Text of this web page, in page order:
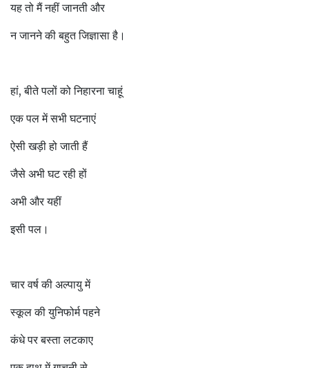
यह तो मैं नहीं जानती और
न जानने की बहुत जिज्ञासा है।
हां, बीते पलों को निहारना चाहूं
एक पल में सभी घटनाएं
ऐसी खड़ी हो जाती हैं
जैसे अभी घट रही हों
अभी और यहीं
इसी पल।
चार वर्ष की अल्पायु में
स्कूल की युनिफोर्म पहने
कंधे पर बस्ता लटकाए